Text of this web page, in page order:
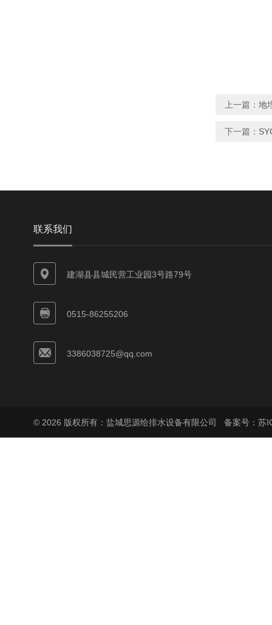
上一篇： 地
下一篇：
联系我们
建湖县县城民营工业园3号路79号
0515-86255206
3386038725@qq.com
© 2026 版权所有：盐城思源给排水设备有限公司 备案号：苏